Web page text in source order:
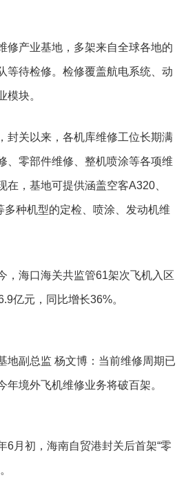
修产业基地，多架来自全球各地的
等待检修。检修覆盖航电系统、动
模块。
封关以来，各机库维修工位长期满
、零部件维修、整机喷涂等各项维
在，基地可提供涵盖空客A320、
种机型的定检、喷涂、发动机维
，海口海关共监管61架次飞机入区
亿元，同比增长36%。
地副总监 杨文博： 当前维修周期已
年境外飞机维修业务将破百架。
6月初，海南自贸港封关后首架“零